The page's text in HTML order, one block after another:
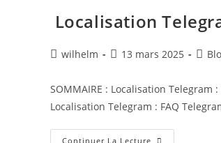
Localisation
wilhelm 13 mars 2025
SOMMAIRE : Localisation
Localisation Telegram : FAQ
Continuer La Lecture